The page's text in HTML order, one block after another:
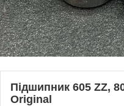
Підшипник 605 ZZ,
Original